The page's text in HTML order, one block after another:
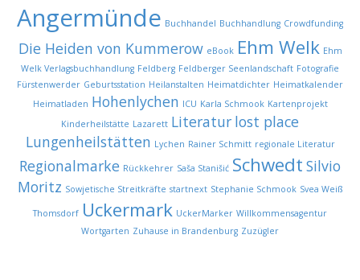
Angermünde Buchhandel Buchhandlung Crowdfunding
Die Heiden von Kummerow eBook Ehm Welk Ehm
Welk Verlagsbuchhandlung Feldberg Feldberger Seenlandschaft Fotografie
Fürstenwerder Geburtsstation Heilanstalten Heimatdichter Heimatkalender
Heimatladen Hohenlychen ICU Karla Schmook Kartenprojekt
Kinderheilstätte Lazarett Literatur lost place
Lungenheilstätten Lychen Rainer Schmitt regionale Literatur
Regionalmarke Rückkehrer Saša Stanišić Schwedt Silvio
Moritz Sowjetische Streitkräfte startnext Stephanie Schmook Svea Weiß
Thomsdorf Uckermark UckerMarker Willkommensagentur
Wortgarten Zuhause in Brandenburg Zuzügler